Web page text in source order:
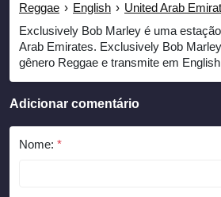
Reggae › English › United Arab
Exclusively Bob Marley é uma
Arab Emirates. Exclusively Bob
gênero Reggae e transmite em
Adicionar comentário
Nome: *